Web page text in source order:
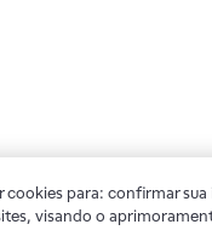
para: confirmar
visando o